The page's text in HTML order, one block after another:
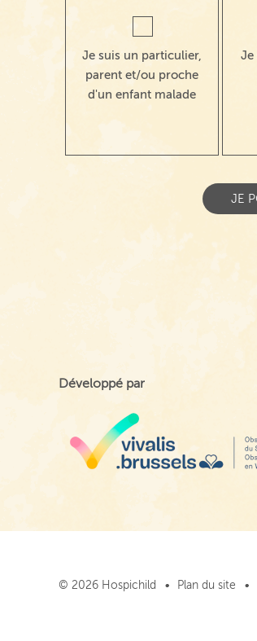
Je suis un particulier,
parent et/ou proche
d'un enfant malade
Je
Développé par
© 2026 Hospichild Plan du site